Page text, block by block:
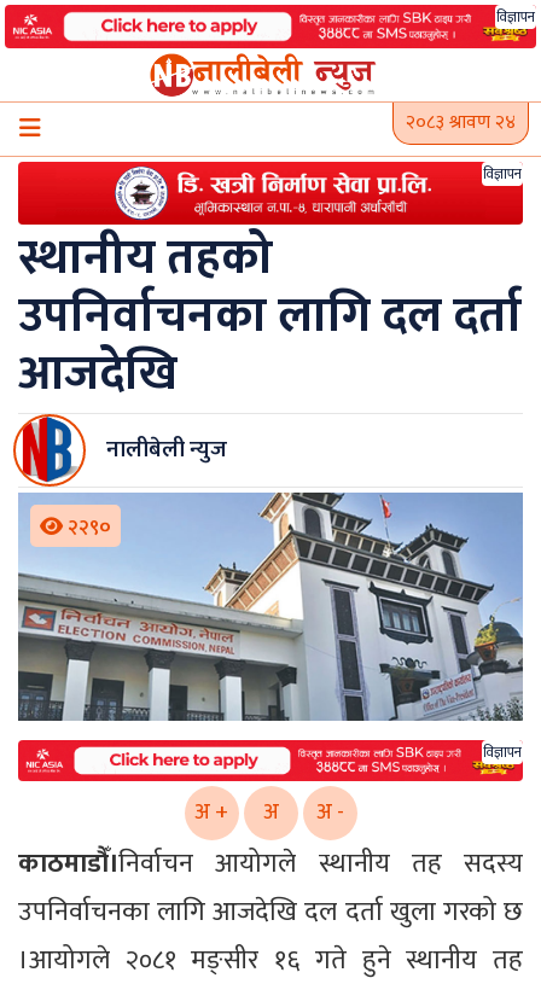
Skip
to
विज्ञापन
२०८३ श्रावण २४
विज्ञापन
स्थानीय तहको
उपनिर्वाचनका लागि दल दर्ता
आजदेखि
नालीबेली न्युज
२२९०
विज्ञापन
अ + अ अ -
काठमाडौँ।निर्वाचन आयोगले स्थानीय तह सदस्य
उपनिर्वाचनका लागि आजदेखि दल दर्ता खुला गरको छ
।आयोगले २०८१ मङ्सीर १६ गते हुने स्थानीय तह